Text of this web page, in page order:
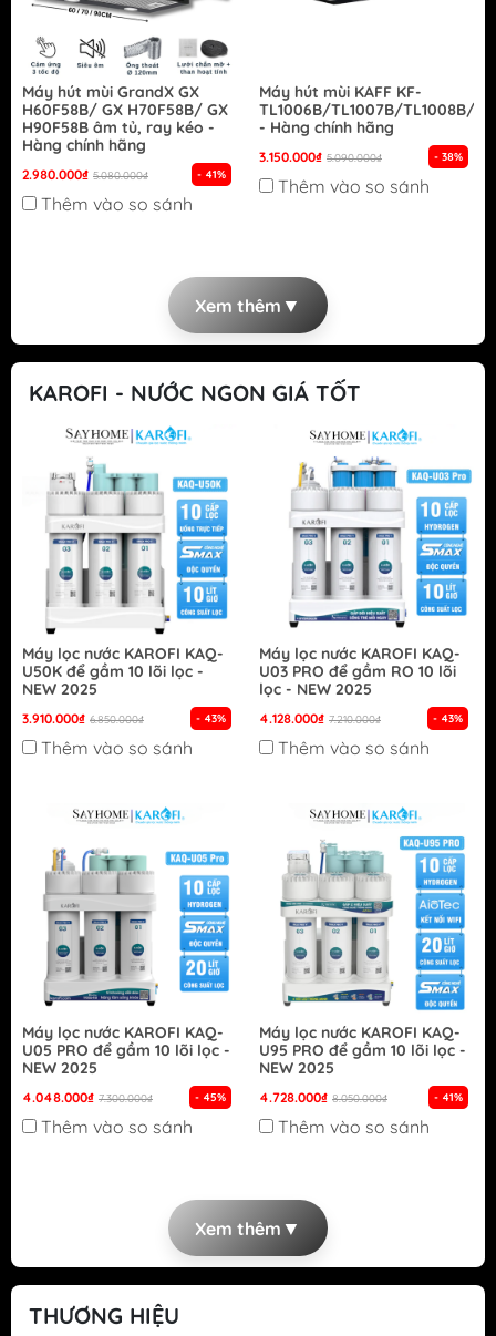
Máy hút mùi GrandX GX
H60F58B/ GX H70F58B/ GX
H90F58B âm tủ, ray kéo -
Hàng chính hãng
2.980.000₫ 5.080.000₫ - 41%
Thêm vào so sánh
Máy hút mùi KAFF KF-
TL1006B/TL1007B/TL1008B/
- Hàng chính hãng
3.150.000₫ 5.090.000₫ - 38%
Thêm vào so sánh
Xem thêm ▼
KAROFI - NƯỚC NGON GIÁ TỐT
Máy lọc nước KAROFI KAQ-
U50K để gầm 10 lõi lọc -
NEW 2025
3.910.000₫ 6.850.000₫ - 43%
Thêm vào so sánh
Máy lọc nước KAROFI KAQ-
U03 PRO để gầm RO 10 lõi
lọc - NEW 2025
4.128.000₫ 7.210.000₫ - 43%
Thêm vào so sánh
Máy lọc nước KAROFI KAQ-
U05 PRO để gầm 10 lõi lọc -
NEW 2025
4.048.000₫ 7.300.000₫ - 45%
Thêm vào so sánh
Máy lọc nước KAROFI KAQ-
U95 PRO để gầm 10 lõi lọc -
NEW 2025
4.728.000₫ 8.050.000₫ - 41%
Thêm vào so sánh
Xem thêm ▼
THƯƠNG HIỆU